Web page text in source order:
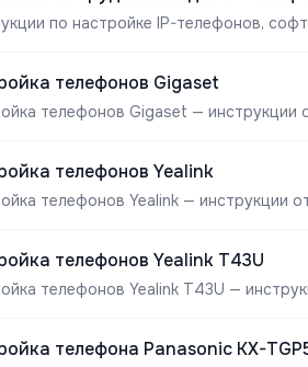
по настройке IP-телефонов,
телефонов Gigaset
телефонов Gigaset — инструкции
телефонов Yealink
телефонов Yealink — инструкции
телефонов Yealink T43U
телефонов Yealink T43U —
телефона Panasonic KX-